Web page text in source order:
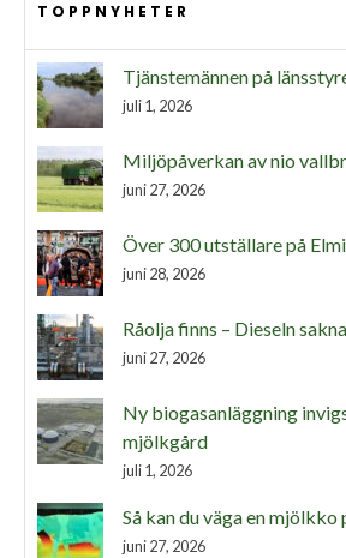
TOPPNYHETER
Tjänstemännen på
juli 1, 2026
Miljöpåverkan av nio
juni 27, 2026
Över 300 utställare på
juni 28, 2026
Råolja finns – Dieseln
juni 27, 2026
Ny biogasanläggning
mjölkgård
juli 1, 2026
Så kan du väga en mjölkko
juni 27, 2026